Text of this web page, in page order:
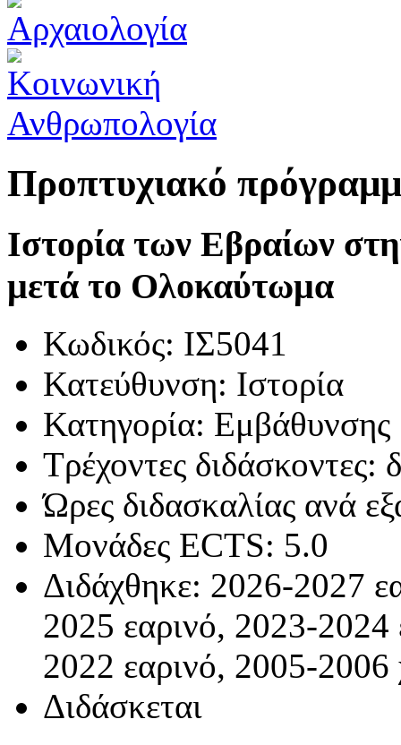
Προπτυχιακό
Ιστορία των Εβραίων
μετά το Ολοκαύτωμα
Κωδικός: ΙΣ5041
Κατεύθυνση: Ιστορία
Κατηγορία: Εμβάθυνσης
Τρέχοντες διδάσκοντες:
Ώρες διδασκαλίας ανά
Μονάδες ECTS: 5.0
Διδάχθηκε: 2026-2027
2025 εαρινό, 2023-
2022 εαρινό, 2005-2006
Διδάσκεται